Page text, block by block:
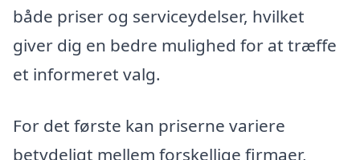
både priser og serviceydelser, hvilket
giver dig en bedre mulighed for at træffe
et informeret valg.
For det første kan priserne variere
betydeligt mellem forskellige firmaer,